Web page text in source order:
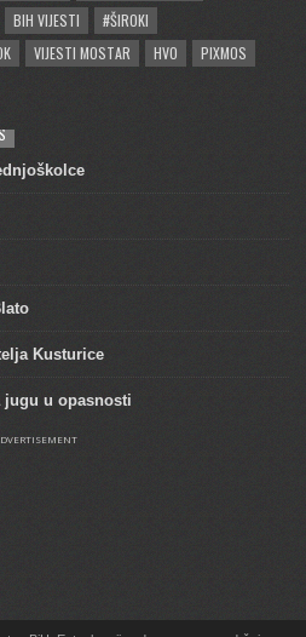
BIH VIJESTI
#ŠIROKI
VIJESTI MOSTAR HVO
PIXMOS
Kusturice
jugu u opasnosti